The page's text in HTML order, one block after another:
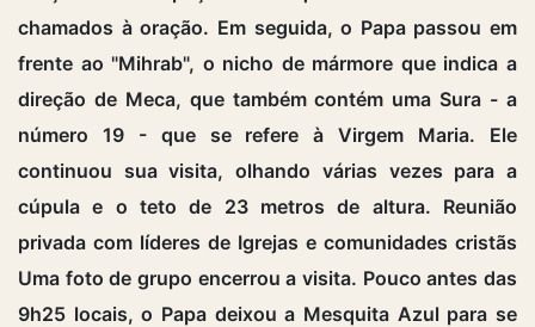
chamados à oração. Em seguida, o Papa passou em
frente ao "Mihrab", o nicho de mármore que indica a
direção de Meca, que também contém uma Sura - a
número 19 - que se refere à Virgem Maria. Ele
continuou sua visita, olhando várias vezes para a
cúpula e o teto de 23 metros de altura. Reunião
privada com líderes de Igrejas e comunidades cristãs
Uma foto de grupo encerrou a visita. Pouco antes das
9h25 locais, o Papa deixou a Mesquita Azul para se